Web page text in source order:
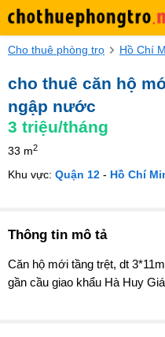
Cho thuê phòng trọ Hồ Chí
cho thuê căn hộ
ngập nước
3 triệu/tháng
33 m2
Khu vực: Quận 12 - Hồ Chí
Thông tin mô tả
Căn hộ mới tầng trệt, dt
gần cầu giao khẩu Hà Huy